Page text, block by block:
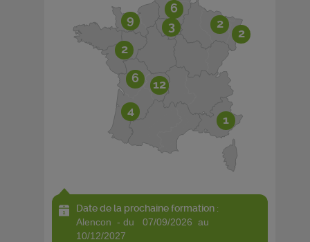
2
4
9 3
12
2
2
6
6
1
Date de la prochaine formation :
alencon - du 07/09/2026 au
10/12/2027